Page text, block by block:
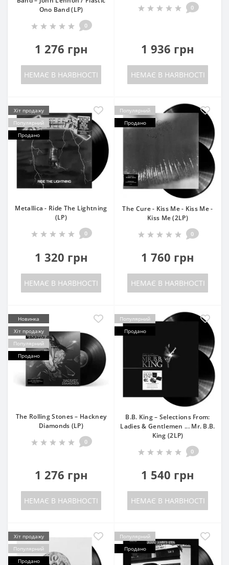
Ono Band (LP)
0
1 276 грн
НЕМАЄ В НАЯВНОСТІ
0
1 936 грн
НЕМАЄ В НАЯВНОСТІ
Хіт продажу
Популярний
Продано
Metallica - Ride The Lightning
(LP)
0
1 320 грн
НЕМАЄ В НАЯВНОСТІ
Популярний
Продано
The Cure - Kiss Me - Kiss Me -
Kiss Me (2LP)
0
1 760 грн
НЕМАЄ В НАЯВНОСТІ
Новинка
Хіт продажу
Популярний
Продано
The Rolling Stones – Hackney
Diamonds (LP)
0
1 276 грн
НЕМАЄ В НАЯВНОСТІ
Популярний
Продано
B.B. King – Selections From:
Ladies & Gentlemen ... Mr. B.B.
King (2LP)
0
1 540 грн
НЕМАЄ В НАЯВНОСТІ
Хіт продажу
Популярний
Продано
Популярний
Продано